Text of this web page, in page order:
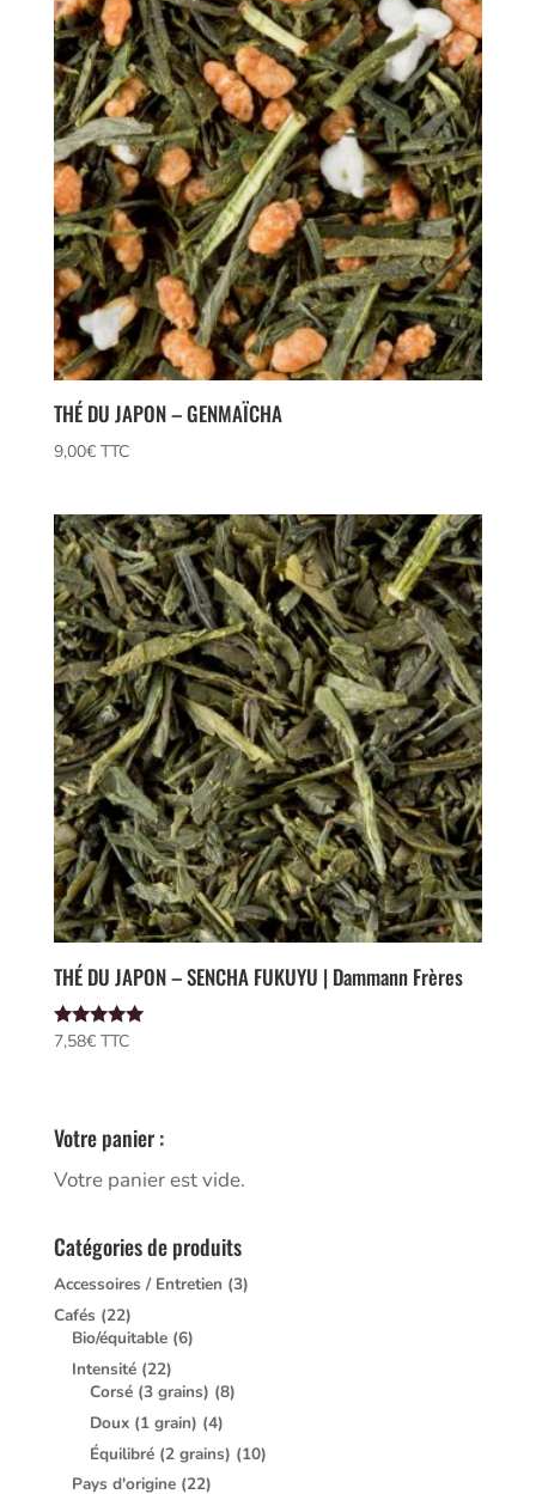
THÉ DU JAPON – GENMAÏCHA
9,00€ TTC
THÉ DU JAPON – SENCHA FUKUYU | Dammann Frères
Note
7,58€ TTC
Votre panier :
Votre panier est vide.
Catégories de produits
Accessoires / Entretien (3)
Cafés (22)
Bio/équitable (6)
Intensité (22)
Corsé (3 grains) (8)
Doux (1 grain) (4)
Équilibré (2 grains) (10)
Pays d'origine (22)